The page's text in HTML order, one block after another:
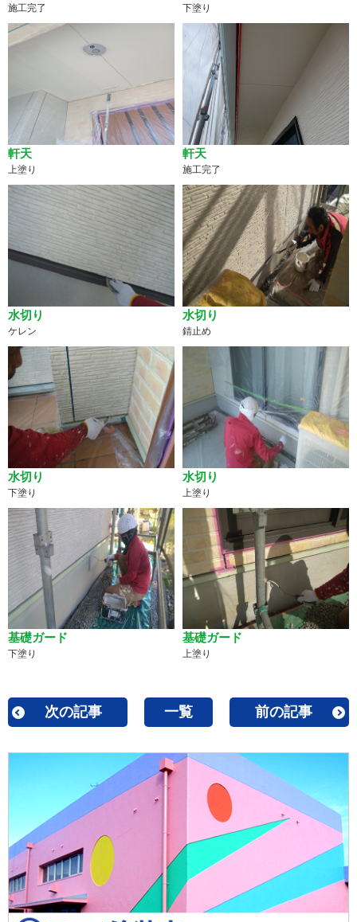
施工完了 下塗り
軒天
上塗り
軒天
施工完了
水切り
ケレン
水切り
錆止め
水切り
下塗り
水切り
上塗り
基礎ガード
下塗り
基礎ガード
上塗り
次の記事 一覧 前の記事